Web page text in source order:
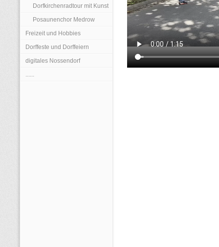
Dorfkirchenradtour mit Kunst
Posaunenchor Medrow
Freizeit und Hobbies
Dorffeste und Dorffeiern
digitales Nossendorf
......